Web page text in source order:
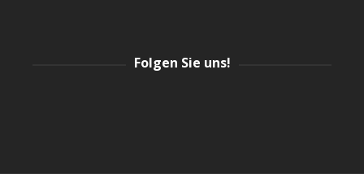
Folgen Sie uns!